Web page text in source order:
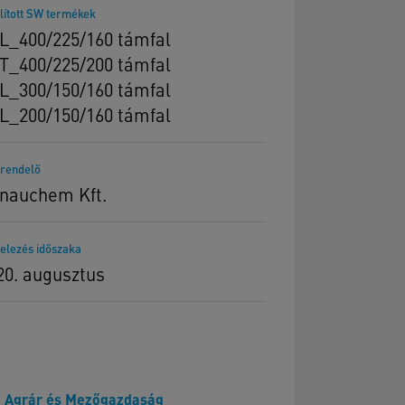
SW termékek
225/160 támfal
225/200 támfal
150/160 támfal
150/160 támfal
Kft.
időszaka
augusztus
Agrár és Mezőgazdaság